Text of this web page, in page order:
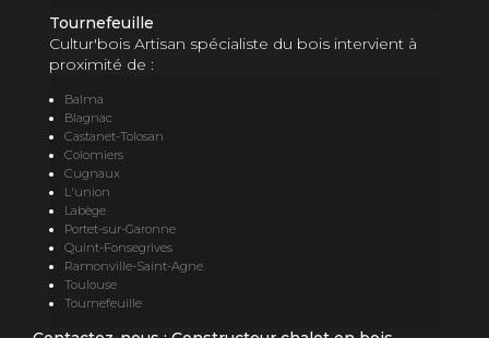
Tournefeuille
Cultur'bois Artisan spécialiste du bois intervient à
proximité de :
Balma
Blagnac
Castanet-Tolosan
Colomiers
Cugnaux
L'union
Labège
Portet-sur-Garonne
Quint-Fonsegrives
Ramonville-Saint-Agne
Toulouse
Tournefeuille